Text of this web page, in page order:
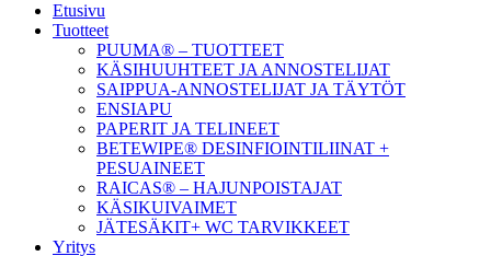
Etusivu
Tuotteet
PUUMA® – TUOTTEET
KÄSIHUUHTEET JA ANNOSTELIJAT
SAIPPUA-ANNOSTELIJAT JA TÄYTÖT
ENSIAPU
PAPERIT JA TELINEET
BETEWIPE® DESINFIOINTILIINAT +
PESUAINEET
RAICAS® – HAJUNPOISTAJAT
KÄSIKUIVAIMET
JÄTESÄKIT+ WC TARVIKKEET
Yritys